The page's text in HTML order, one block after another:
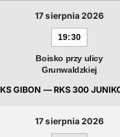
17 sierpnia 2026
19:30
Boisko przy ulicy
Grunwaldzkiej
KS GIBON — RKS 300
17 sierpnia 2026